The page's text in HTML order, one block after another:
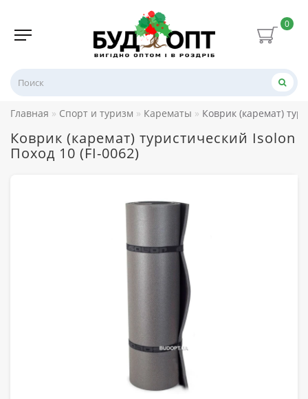
0
Главная Спорт и туризм Карематы Коврик (каремат)
Коврик (каремат) туристический Isolon
Поход 10 (FI-0062)